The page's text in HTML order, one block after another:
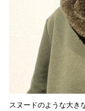
スヌードのような大き